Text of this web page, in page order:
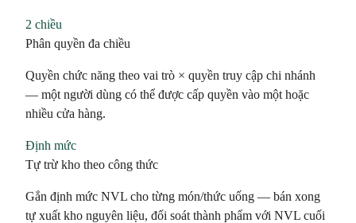
2 chiều
Phân quyền đa chiều
Quyền chức năng theo vai trò × quyền truy cập chi nhánh
— một người dùng có thể được cấp quyền vào một hoặc
nhiều cửa hàng.
Định mức
Tự trừ kho theo công thức
Gắn định mức NVL cho từng món/thức uống — bán xong
tự xuất kho nguyên liệu, đối soát thành phẩm với NVL cuối